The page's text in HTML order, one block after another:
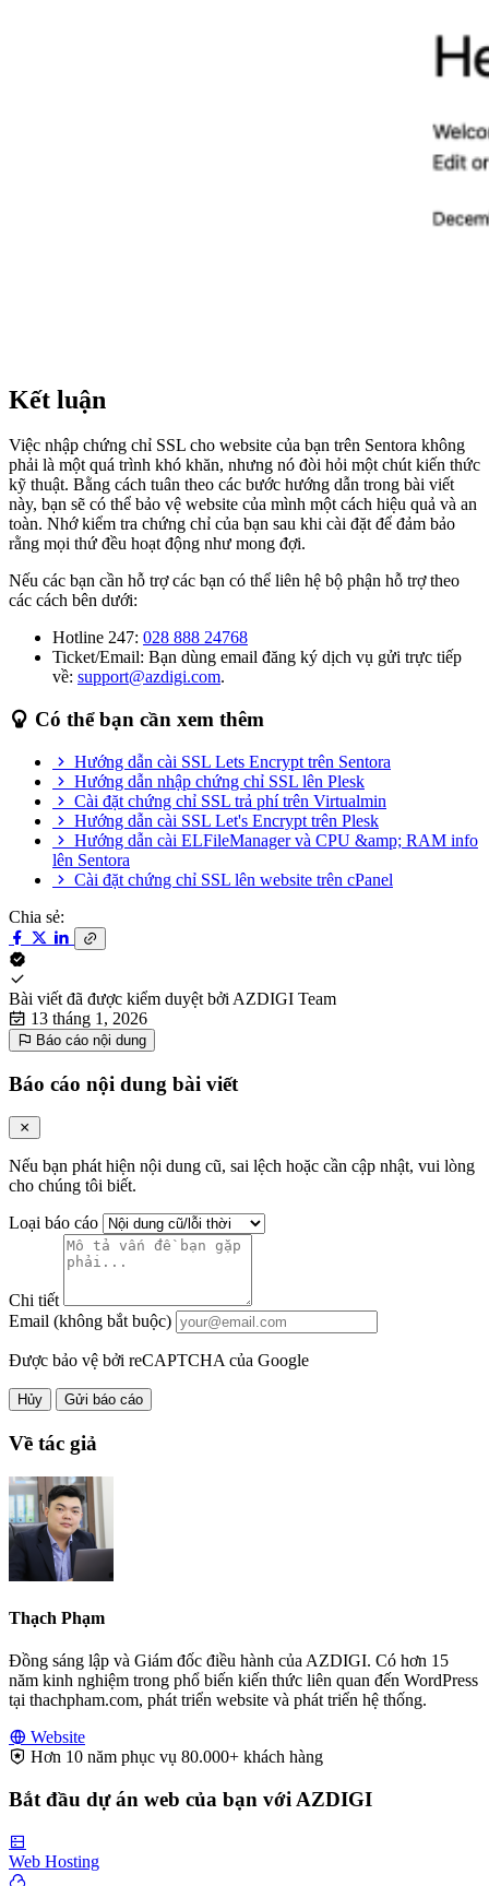
Kết luận
Việc nhập chứng chỉ SSL cho website của bạn trên Sentora không
phải là một quá trình khó khăn, nhưng nó đòi hỏi một chút kiến thức
kỹ thuật. Bằng cách tuân theo các bước hướng dẫn trong bài viết
này, bạn sẽ có thể bảo vệ website của mình một cách hiệu quả và an
toàn. Nhớ kiểm tra chứng chỉ của bạn sau khi cài đặt để đảm bảo
rằng mọi thứ đều hoạt động như mong đợi.
Nếu các bạn cần hỗ trợ các bạn có thể liên hệ bộ phận hỗ trợ theo
các cách bên dưới:
Hotline 247: 028 888 24768
Ticket/Email: Bạn dùng email đăng ký dịch vụ gửi trực tiếp
về: support@azdigi.com.
Có thể bạn cần xem thêm
Hướng dẫn cài SSL Lets Encrypt trên Sentora
Hướng dẫn nhập chứng chỉ SSL lên Plesk
Cài đặt chứng chỉ SSL trả phí trên Virtualmin
Hướng dẫn cài SSL Let's Encrypt trên Plesk
Hướng dẫn cài ELFileManager và CPU &amp; RAM info
lên Sentora
Cài đặt chứng chỉ SSL lên website trên cPanel
Chia sẻ:
Bài viết đã được kiểm duyệt bởi AZDIGI Team
13 tháng 1, 2026
Báo cáo nội dung
Báo cáo nội dung bài viết
Nếu bạn phát hiện nội dung cũ, sai lệch hoặc cần cập nhật, vui lòng
cho chúng tôi biết.
Loại báo cáo
Chi tiết
Email (không bắt buộc)
Được bảo vệ bởi reCAPTCHA của Google
Hủy Gửi báo cáo
Về tác giả
Thạch Phạm
Đồng sáng lập và Giám đốc điều hành của AZDIGI. Có hơn 15
năm kinh nghiệm trong phổ biến kiến thức liên quan đến WordPress
tại thachpham.com, phát triển website và phát triển hệ thống.
Website
Hơn 10 năm phục vụ 80.000+ khách hàng
Bắt đầu dự án web của bạn với AZDIGI
Web Hosting